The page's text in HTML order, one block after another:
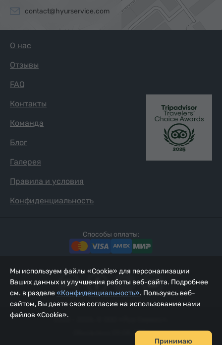
contact@hyurservice.com
О нас
Отзывы
FAQ
Контакты
Команда
Блог
Галерея
Правила и условия
Конфиденциальность
Способы оплаты:
2002 - 2026, © ООО «Йур Сервис»;
Обновлено 09.08.2026
Мы используем файлы «Cookie» для персонализации
Ваших данных и улучшения работы веб-сайта. Подробнее
см. в разделе«Конфиденциальность». Пользуясь веб-
сайтом, Вы даете свое согласие на использование нами
файлов «Cookie».
Принимаю